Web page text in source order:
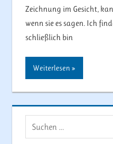
Zeichnung im Gesicht,
wenn sie es sagen. Ich
schließlich bin
Weiterlesen
Suchen
nach: